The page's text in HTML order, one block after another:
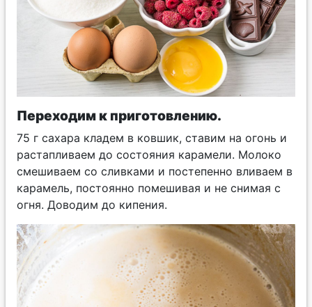
Переходим к приготовлению.
75 г сахара кладем в ковшик, ставим на огонь и
растапливаем до состояния карамели. Молоко
смешиваем со сливками и постепенно вливаем в
карамель, постоянно помешивая и не снимая с
огня. Доводим до кипения.